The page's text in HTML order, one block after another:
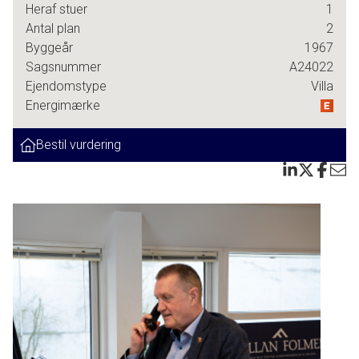
straks får dig til at føle dig hjemme. Her får du fire
rummelige værelser og to badeværelser, hvilket gør huset
ideelt til både børnefamilien og dem, der ønsker ekstra
plads.
Det lyse køkken/alrum bliver naturligt samlingspunktet i
hjemmet, mens stuen inviterer til hygge og afslapning med
direkte udgang til den overdækkede terrasse og den
Og som en ekstra bonus får du en høj og tør kælder på 133
eller måske en ekstra opholdsstue? Kælderen har tidligere
været brugt som bolig og fremtræder også sådan. (kælder
ikke registreret som boligareal) Kun fantasien sætter
grænser for ejeren.
Udendørslivet er lige så indbydende. Haven har en perfekt
Heraf stuer
1
Antal plan
2
Byggeår
1967
Sagsnummer
A24022
Ejendomstype
Villa
Energimærke
Bestil vurdering